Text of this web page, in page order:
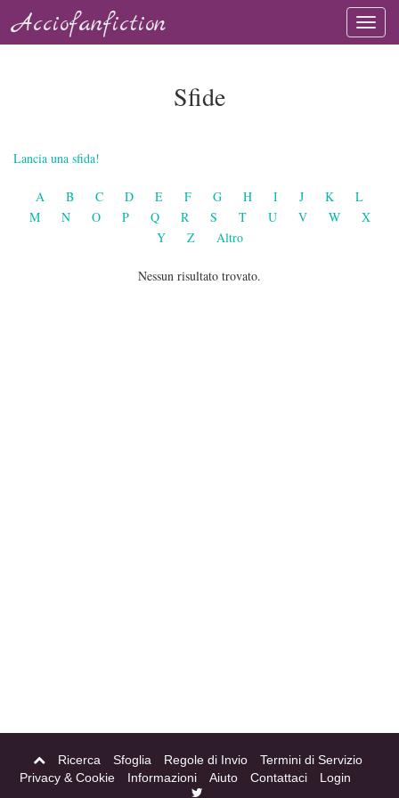
Acciofanfiction
Sfide
Lancia una sfida!
A B C D E F G H I J K
L
M
N O P Q R S T U V W
X
Y
Z Altro
Nessun risultato trovato.
Ricerca Sfoglia Regole di Invio
Termini di Servizio
Privacy & Cookie
Informazioni Aiuto Contattaci Login